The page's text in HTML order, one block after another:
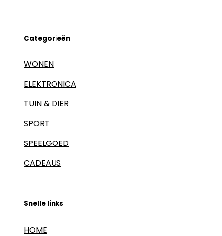
Categorieën
WONEN
ELEKTRONICA
TUIN & DIER
SPORT
SPEELGOED
CADEAUS
Snelle links
HOME